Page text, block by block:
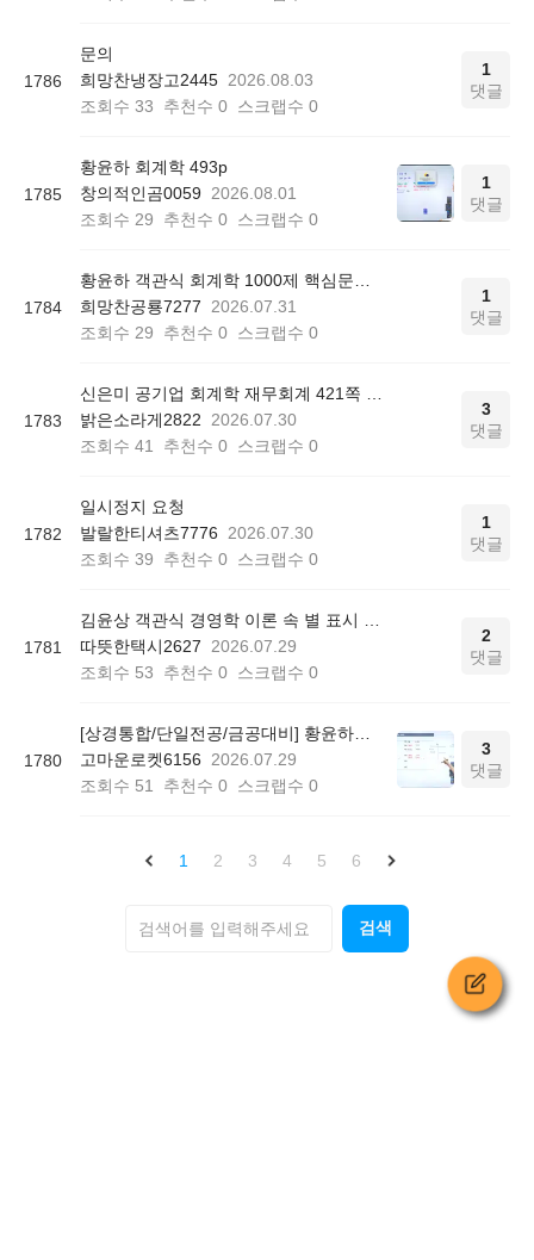
1786
문의
희망찬냉장고2445 2026.08.03
조회수 33 추천수 0 스크랩수 0
1
댓글
1785
황윤하 회계학 493p
창의적인곰0059
2026.08.01
조회수 29 추천수 0 스크랩수 0
1
댓글
1784
희망찬공룡7277
2026.07.31
조회수 29 추천수 0 스크랩수 0
1
댓글
1783
밝은소라게2822
2026.07.30
조회수 41 추천수 0 스크랩수 0
3
댓글
1782
일시정지 요청
발랄한티셔츠7776
2026.07.30
조회수 39 추천수 0 스크랩수 0
1
댓글
1781
따뜻한택시2627
2026.07.29
조회수 53 추천수 0 스크랩수 0
2
댓글
1780
고마운로켓6156
2026.07.29
조회수 51 추천수 0 스크랩수 0
3
댓글
1 2 3 4 5 6
검색